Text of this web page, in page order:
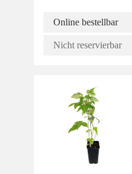
Online bestellbar
Nicht reservierbar